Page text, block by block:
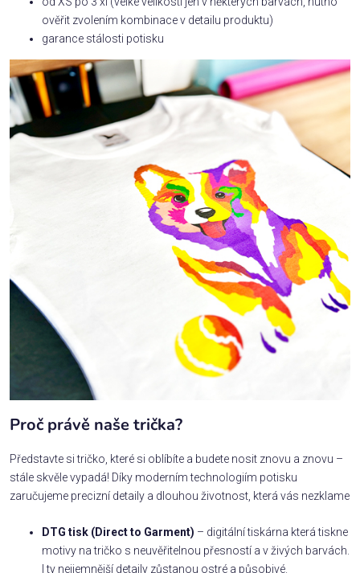
ověřit zvolením kombinace v detailu produktu)
garance stálosti potisku
Proč právě naše trička?
Představte si tričko, které si oblíbíte a budete nosit znovu a znovu –
stále skvěle vypadá! Díky moderním technologiím potisku
zaručujeme precizní detaily a dlouhou životnost, která vás nezklame
DTG tisk (Direct to Garment) – digitální tiskárna která tiskne
motivy na tričko s neuvěřitelnou přesností a v živých barvách.
I ty nejjemnější detaily zůstanou ostré a působivé.